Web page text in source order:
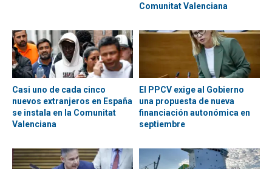
Comunitat Valenciana
Casi uno de cada cinco
nuevos extranjeros en España
se instala en la Comunitat
Valenciana
El PPCV exige al Gobierno
una propuesta de nueva
financiación autonómica en
septiembre